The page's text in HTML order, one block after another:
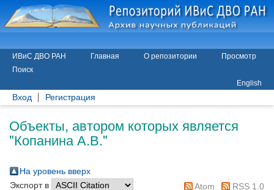
ИВиС ДВО РАН Главная О репозитории
Просмотр
Поиск
English
Вход Регистрация
Объекты, автором которых является
"Копанина А.В."
На уровень вверх
Экспорт в
Atom
RSS 1.0